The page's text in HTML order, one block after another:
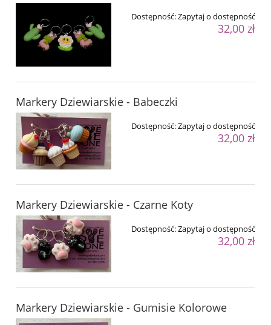
Dostępność:Zapytaj o dostępność
32,00 zł
Markery Dziewiarskie - Babeczki
Dostępność:Zapytaj o dostępność
32,00 zł
Markery Dziewiarskie - Czarne Koty
Dostępność:Zapytaj o dostępność
32,00 zł
Markery Dziewiarskie - Gumisie Kolorowe